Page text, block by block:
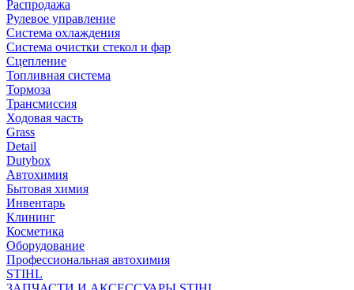
Распродажа
Рулевое управление
Система охлаждения
Система очистки стекол и фар
Сцепление
Топливная система
Тормоза
Трансмиссия
Ходовая часть
Grass
Detail
Dutybox
Автохимия
Бытовая химия
Инвентарь
Клининг
Косметика
Оборудование
Профессиональная автохимия
STIHL